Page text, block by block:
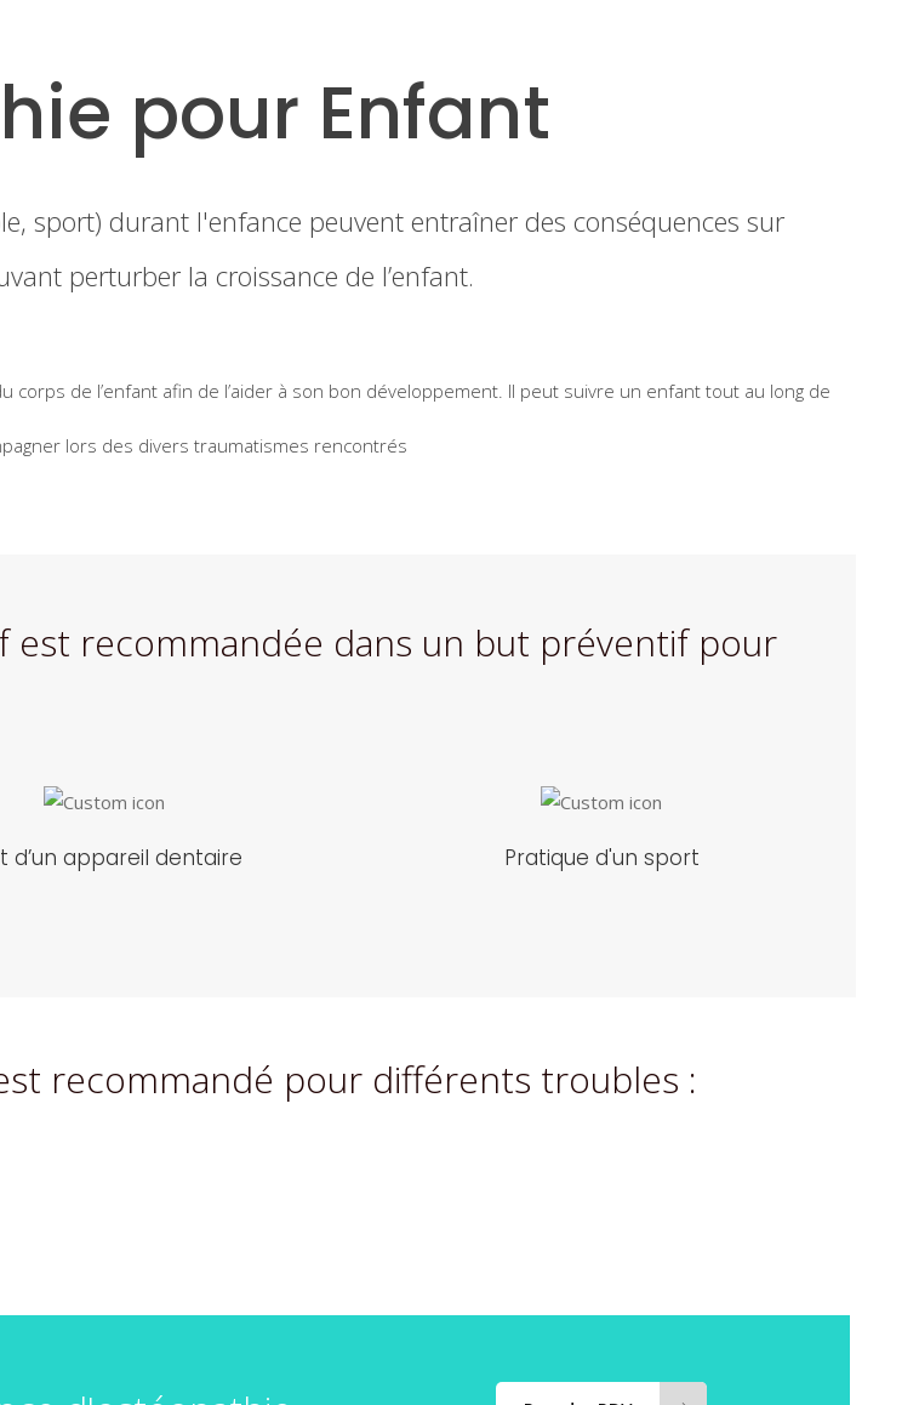
pour Enfant
sport) durant l'enfance peuvent entraîner des conséquences sur
perturber la croissance de l’enfant.
de l’enfant afin de l’aider à son bon développement. Il peut suivre un enfant tout au long de
lors des divers traumatismes rencontrés
est recommandée dans un but préventif pour
d’un appareil dentaire Pratique d'un sport
recommandé pour différents troubles :